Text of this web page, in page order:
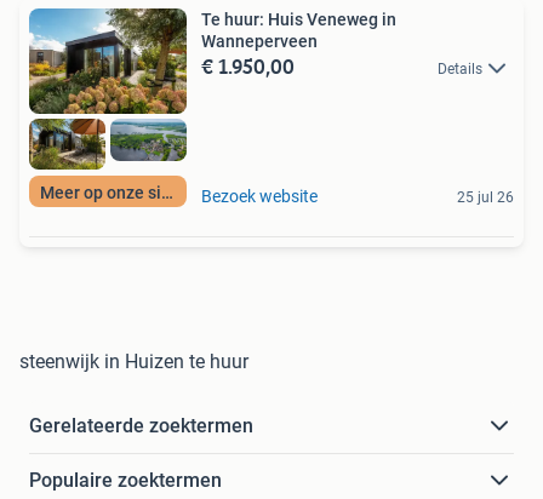
Meer op onze site
Te huur: Huis Veneweg in
Wanneperveen
€ 1.950,00 Details
Bezoek website 25 jul 26
steenwijk in Huizen te huur
Gerelateerde zoektermen
Populaire zoektermen